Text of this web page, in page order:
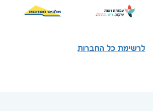
לרשימת כל החברות